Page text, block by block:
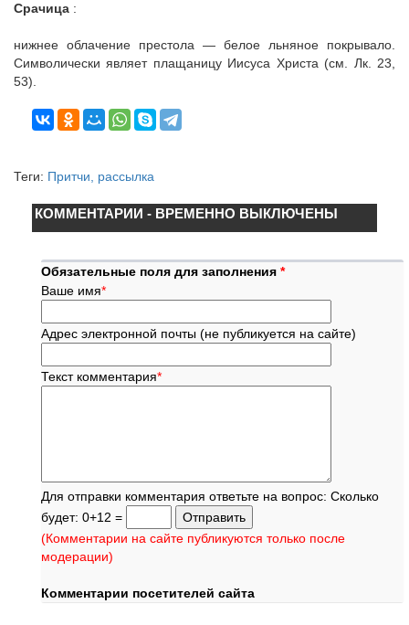
Срачица :
нижнее облачение престола — белое льняное покрывало.
Символически являет плащаницу Иисуса Христа (см. Лк. 23,
53).
Теги: Притчи, рассылка
КОММЕНТАРИИ - ВРЕМЕННО ВЫКЛЮЧЕНЫ
Обязательные поля для заполнения *
Ваше имя*
Адрес электронной почты (не публикуется на сайте)
Текст комментария*
Для отправки комментария ответьте на вопрос: Сколько
будет: 0+12 =
(Комментарии на сайте публикуются только после
модерации)
Комментарии посетителей сайта